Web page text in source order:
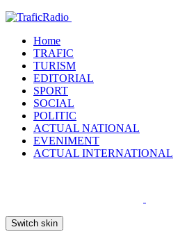
Home
TRAFIC
TURISM
EDITORIAL
SPORT
SOCIAL
POLITIC
ACTUAL NATIONAL
EVENIMENT
ACTUAL INTERNATIONAL
Switch skin